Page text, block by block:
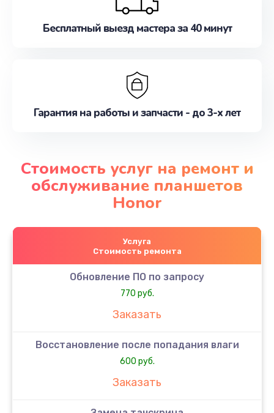
Бесплатный выезд мастера за 40 минут
Гарантия на работы и запчасти - до 3-х лет
Стоимость услуг на ремонт и
обслуживание планшетов
Honor
Услуга
Стоимость ремонта
Обновление ПО по запросу
770 руб.
Заказать
Восстановление после попадания влаги
600 руб.
Заказать